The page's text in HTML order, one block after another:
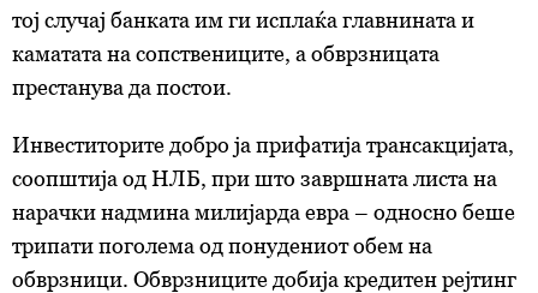
тој случај банката им ги исплаќа главнината и
каматата на сопствениците, а обврзницата
престанува да постои.
Инвеститорите добро ја прифатија трансакцијата,
соопштија од НЛБ, при што завршната листа на
нарачки надмина милијарда евра – односно беше
трипати поголема од понудениот обем на
обврзници. Обврзниците добија кредитен рејтинг